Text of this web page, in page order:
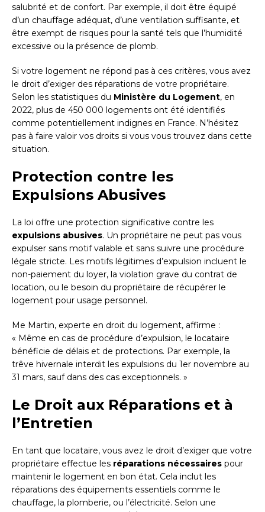
salubrité et de confort. Par exemple, il doit être équipé
d’un chauffage adéquat, d’une ventilation suffisante, et
être exempt de risques pour la santé tels que l’humidité
excessive ou la présence de plomb.
Si votre logement ne répond pas à ces critères, vous avez
le droit d’exiger des réparations de votre propriétaire.
Selon les statistiques du Ministère du Logement, en
2022, plus de 450 000 logements ont été identifiés
comme potentiellement indignes en France. N’hésitez
pas à faire valoir vos droits si vous vous trouvez dans cette
situation.
Protection contre les
Expulsions Abusives
La loi offre une protection significative contre les
expulsions abusives. Un propriétaire ne peut pas vous
expulser sans motif valable et sans suivre une procédure
légale stricte. Les motifs légitimes d’expulsion incluent le
non-paiement du loyer, la violation grave du contrat de
location, ou le besoin du propriétaire de récupérer le
logement pour usage personnel.
Me Martin, experte en droit du logement, affirme :
« Même en cas de procédure d’expulsion, le locataire
bénéficie de délais et de protections. Par exemple, la
trêve hivernale interdit les expulsions du 1er novembre au
31 mars, sauf dans des cas exceptionnels. »
Le Droit aux Réparations et à
l’Entretien
En tant que locataire, vous avez le droit d’exiger que votre
propriétaire effectue les réparations nécessaires pour
maintenir le logement en bon état. Cela inclut les
réparations des équipements essentiels comme le
chauffage, la plomberie, ou l’électricité. Selon une